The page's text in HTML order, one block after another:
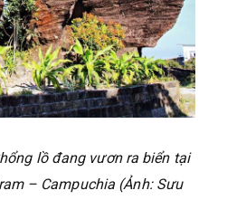
lồ đang vươn ra biển tại
– Campuchia (Ảnh: Sưu